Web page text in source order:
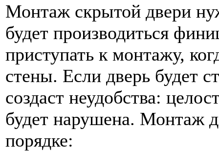
Монтаж скрытой двери
будет производиться
приступать к монтажу,
стены. Если дверь будет
создаст неудобства:
будет нарушена. Монтаж
порядке: